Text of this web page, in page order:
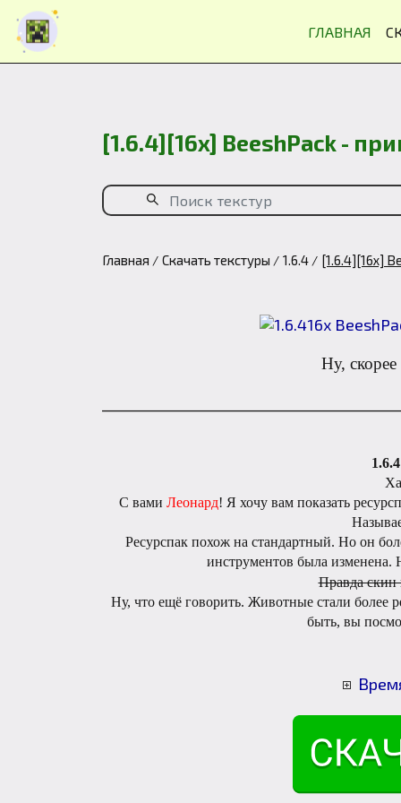
ГЛАВНАЯ
[1.6.4][16x] BeeshPack -
Главная Скачать текстуры 1.6.4 [1.6.4][16x]
Ну,
С вами Леонард! Я хочу вам показать
Ресурспак похож на стандартный. Но он
инструментов была
Правда скин
Ну, что ещё говорить. Животные стали более
быть, вы